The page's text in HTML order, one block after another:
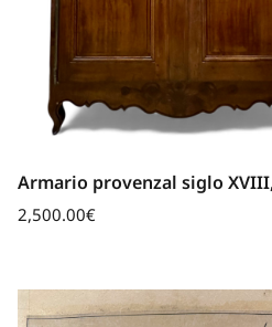
Armario provenzal siglo
2,500.00€